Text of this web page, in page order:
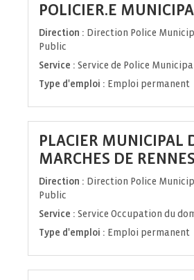
POLICIER.E
Direction : Direction Police
Public
Service : Service de Police
Type d'emploi : Emploi permanent
PLACIER MUNICIPAL
MARCHES DE
Direction : Direction Police
Public
Service : Service Occupation du
Type d'emploi : Emploi permanent